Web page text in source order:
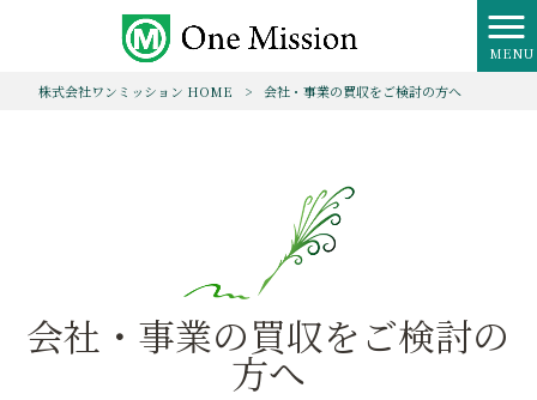
MENU
株式会社ワンミッション HOME
> 会社・事業の買収をご検討の方へ
会社・事業の買収をご検討の
方へ